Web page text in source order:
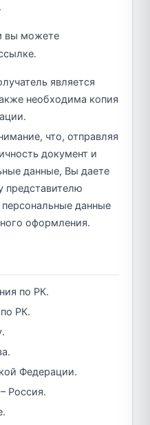
вы можете
является
необходима копия
что, отправляя
документ и
данные, Вы даете
представителю
данные
оформления.
по РК.
РК.
Федерации.
Россия.